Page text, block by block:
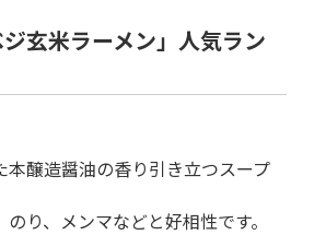
ジ玄米ラーメン」人気ラン
本醸造醤油の香り引き立つスープ
り、メンマなどと好相性です。